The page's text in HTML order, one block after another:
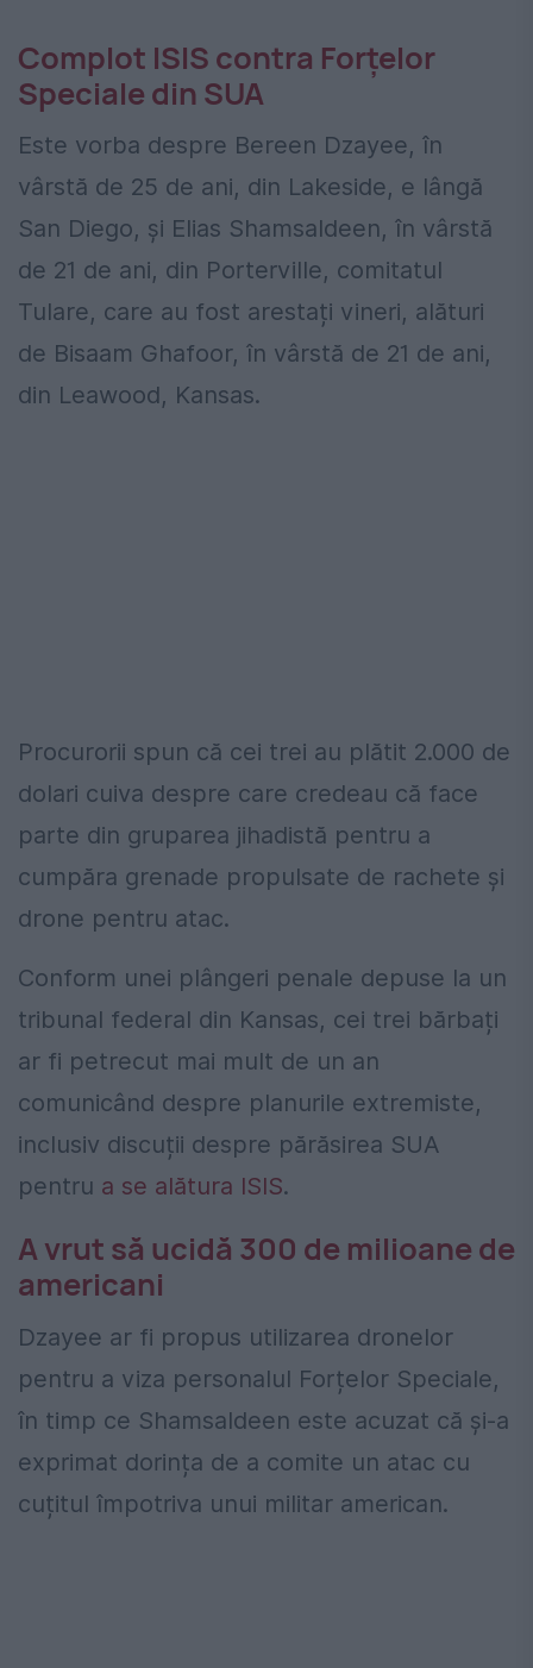
Complot ISIS contra Forțelor
Speciale din SUA
Este vorba despre Bereen Dzayee, în
vârstă de 25 de ani, din Lakeside, e lângă
San Diego, și Elias Shamsaldeen, în vârstă
de 21 de ani, din Porterville, comitatul
Tulare, care au fost arestați vineri, alături
de Bisaam Ghafoor, în vârstă de 21 de ani,
din Leawood, Kansas.
Procurorii spun că cei trei au plătit 2.000 de
dolari cuiva despre care credeau că face
parte din gruparea jihadistă pentru a
cumpăra grenade propulsate de rachete și
drone pentru atac.
Conform unei plângeri penale depuse la un
tribunal federal din Kansas, cei trei bărbați
ar fi petrecut mai mult de un an
comunicând despre planurile extremiste,
inclusiv discuții despre părăsirea SUA
pentru a se alătura ISIS.
A vrut să ucidă 300 de milioane de
americani
Dzayee ar fi propus utilizarea dronelor
pentru a viza personalul Forțelor Speciale,
în timp ce Shamsaldeen este acuzat că și-a
exprimat dorința de a comite un atac cu
cuțitul împotriva unui militar american.